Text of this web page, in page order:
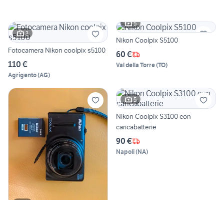
3
Fotocamera Nikon coolpix s5100
110 €
Agrigento(AG)
5
Nikon Coolpix S5100
60 €
Val della Torre(TO)
5
Nikon Coolpix S3100 con
caricabatterie
90 €
Napoli(NA)